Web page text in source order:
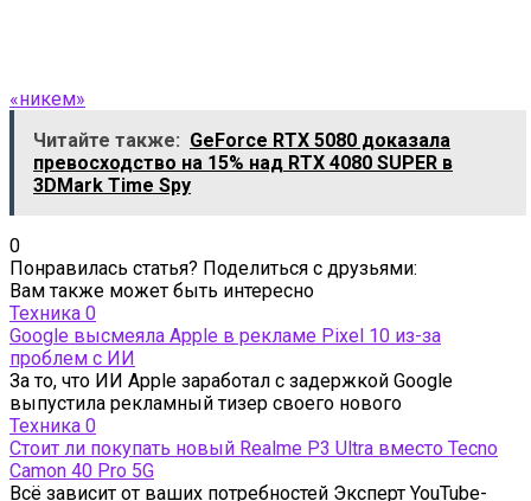
«никем»
Читайте также: GeForce RTX 5080 доказала
превосходство на 15% над RTX 4080 SUPER в
3DMark Time Spy
0
Понравилась статья? Поделиться с друзьями:
Вам также может быть интересно
Техника 0
Google высмеяла Apple в рекламе Pixel 10 из-за
проблем с ИИ
За то, что ИИ Apple заработал с задержкой Google
выпустила рекламный тизер своего нового
Техника 0
Стоит ли покупать новый Realme P3 Ultra вместо Tecno
Camon 40 Pro 5G
Всё зависит от ваших потребностей Эксперт YouTube-